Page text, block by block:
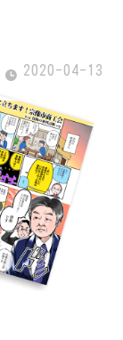
2020-04-13